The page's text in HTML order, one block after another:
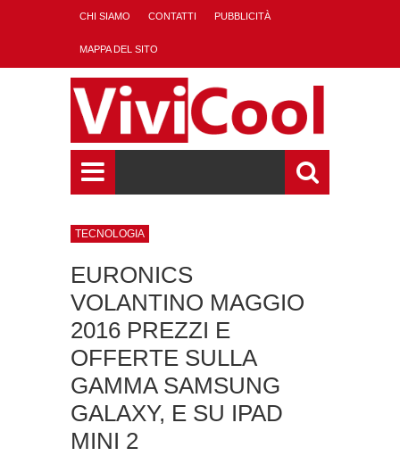
CHI SIAMO CONTATTI PUBBLICITÀ
MAPPA DEL SITO
TECNOLOGIA
EURONICS
VOLANTINO MAGGIO
2016 PREZZI E
OFFERTE SULLA
GAMMA SAMSUNG
GALAXY, E SU IPAD
MINI 2